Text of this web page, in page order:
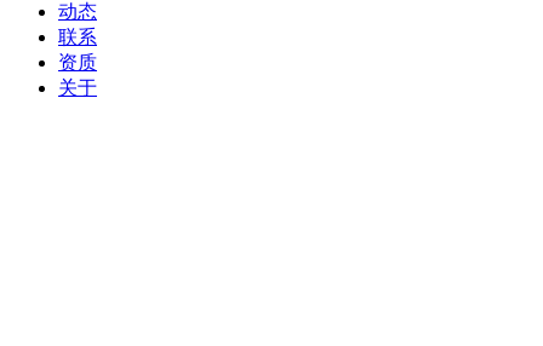
动态
联系
资质
关于